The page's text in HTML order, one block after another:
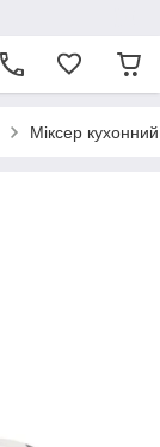
Міксер кухонний